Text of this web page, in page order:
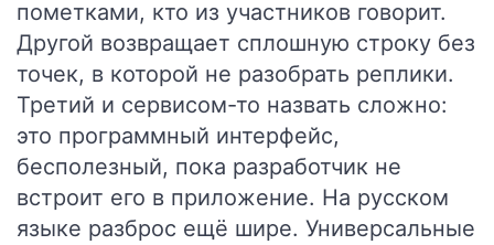
пометками, кто из участников говорит.
Другой возвращает сплошную строку без
точек, в которой не разобрать реплики.
Третий и сервисом-то назвать сложно:
это программный интерфейс,
бесполезный, пока разработчик не
встроит его в приложение. На русском
языке разброс ещё шире. Универсальные